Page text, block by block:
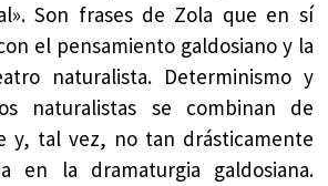
Son frases de Zola que en sí
el pensamiento galdosiano y la
naturalista. Determinismo y
naturalistas se combinan de
y, tal vez, no tan drásticamente
en la dramaturgia galdosiana.